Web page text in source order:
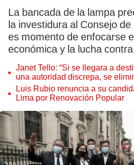
La bancada de la lampa
la investidura al Consejo
es momento de enfocarse
económica y la lucha
Janet Tello: “Si se llegara a
una autoridad discrepa, se
judicial”
Luis Rubio renuncia a su
Lima por Renovación Popular